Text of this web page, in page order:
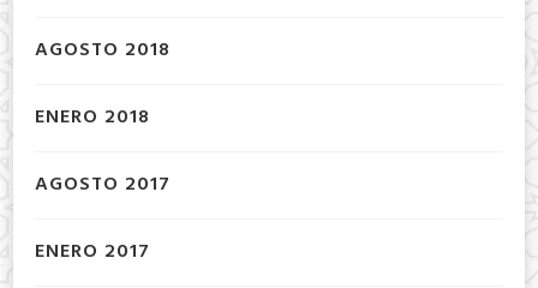
AGOSTO 2018
ENERO 2018
AGOSTO 2017
ENERO 2017